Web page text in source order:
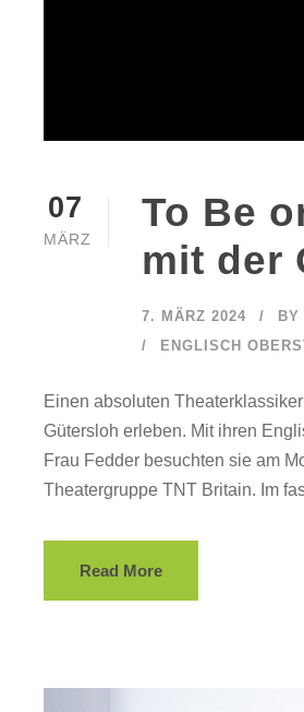
07
MÄRZ
To Be
mit der
7. MÄRZ 2024 BY
ENGLISCH
Einen absoluten
Gütersloh erleben. Mit ihren
Frau Fedder besuchten sie am
Theatergruppe TNT Britain. Im
Read More